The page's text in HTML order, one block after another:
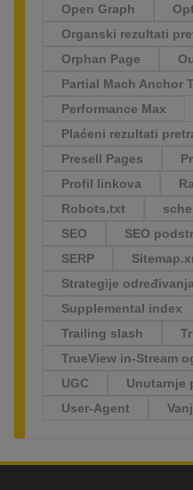
Open Graph
Organski rezultati
Orphan Page
Partial Mach Anchor
Performance Max
Plaćeni rezultati
Presell Pages
Profil linkova
Robots.txt
SEO
SEO
SERP
Strategije
Supplemental index
Trailing slash
TrueView in-Stream
UGC
Unutarnje
User-Agent